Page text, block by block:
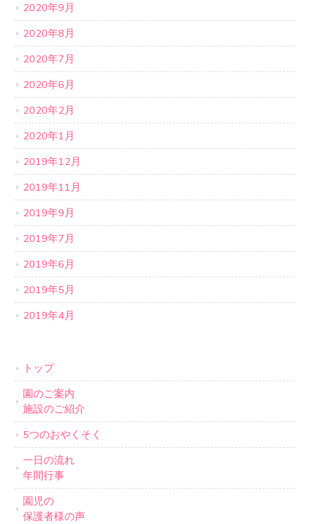
2020年9月
2020年8月
2020年7月
2020年6月
2020年2月
2020年1月
2019年12月
2019年11月
2019年9月
2019年7月
2019年6月
2019年5月
2019年4月
トップ
園のご案内
施設のご紹介
5つのおやくそく
一日の流れ
年間行事
園児の
保護者様の声